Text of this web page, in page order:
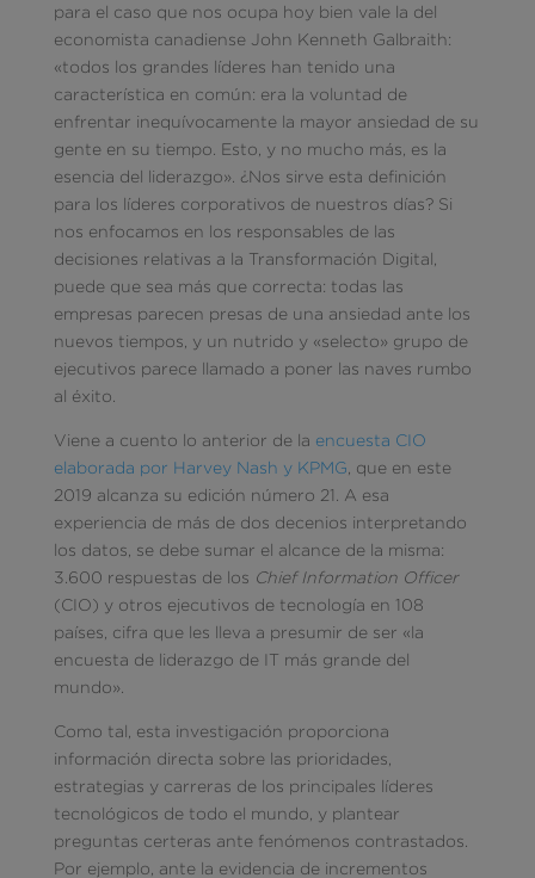
para el caso que nos ocupa hoy bien vale la del
economista canadiense John Kenneth Galbraith:
«todos los grandes líderes han tenido una
característica en común: era la voluntad de
enfrentar inequívocamente la mayor ansiedad de su
gente en su tiempo. Esto, y no mucho más, es la
esencia del liderazgo». ¿Nos sirve esta definición
para los líderes corporativos de nuestros días? Si
nos enfocamos en los responsables de las
decisiones relativas a la Transformación Digital,
puede que sea más que correcta: todas las
empresas parecen presas de una ansiedad ante los
nuevos tiempos, y un nutrido y «selecto» grupo de
ejecutivos parece llamado a poner las naves rumbo
al éxito.
Viene a cuento lo anterior de la encuesta CIO
elaborada por Harvey Nash y KPMG , que en este
2019 alcanza su edición número 21. A esa
experiencia de más de dos decenios interpretando
los datos, se debe sumar el alcance de la misma:
3.600 respuestas de los Chief Information Officer
(CIO) y otros ejecutivos de tecnología en 108
países, cifra que les lleva a presumir de ser «la
encuesta de liderazgo de IT más grande del
mundo».
Como tal, esta investigación proporciona
información directa sobre las prioridades,
estrategias y carreras de los principales líderes
tecnológicos de todo el mundo, y plantear
preguntas certeras ante fenómenos contrastados.
Por ejemplo, ante la evidencia de incrementos